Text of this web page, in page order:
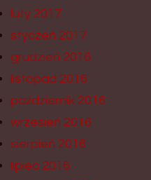
luty 2017
styczeń 2017
grudzień 2016
listopad 2016
październik 2016
wrzesień 2016
sierpień 2016
lipiec 2016